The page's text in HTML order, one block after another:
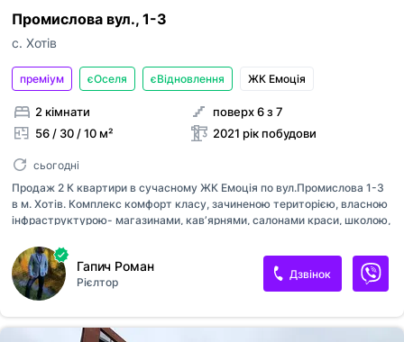
Промислова вул., 1-З
с. Хотів
преміум єОселя єВідновлення ЖК Емоція
2 кімнати
56 / 30 / 10 м²
поверх 6 з 7
2021 рік побудови
сьогодні
Продаж 2 К квартири в сучасному ЖК Емоція по вул.Промислова 1-З
в м. Хотів. Комплекс комфорт класу, зачиненою територією, власною
інфраструктурою- магазинами, кавʼярнями, салонами краси, школою,
парковками та відеоспостереженням. Будинок з червоної цегли,
утеплений, газифікований, підведений до центральної комунікації.
Квартира світла та простора після будівельників, має раціональне
планування, автономне опалення( газовий котел), встановлені
лічильники. Чудова транспортна розвʼязка-поряд зупинка
транспорту, 7хв до м Теремки ( Київ).Можливо під любі державні
Гапич Роман
Рієлтор
Дзвінок